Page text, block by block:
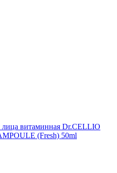
витаминная Dr.CELLIO
(Fresh) 50ml